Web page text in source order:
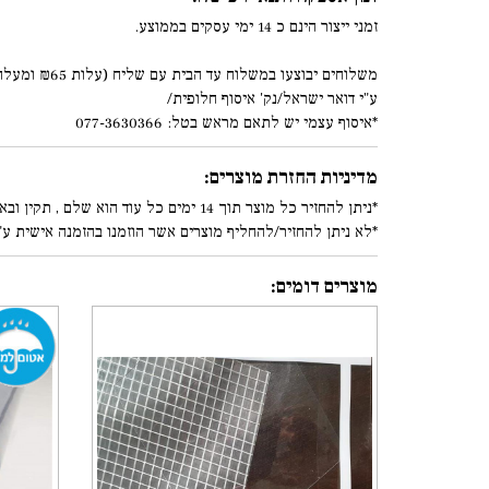
זמני ייצור הינם כ 14 ימי עסקים בממוצע.
משלוחים יבוצעו במשלוח עד הבית עם שליח (עלות ₪65 ומעלה)
ע"י דואר ישראל/נק' איסוף חלופית/
*איסוף עצמי יש לתאם מראש בטל: 077-3630366
מדיניות החזרת מוצרים:
*ניתן להחזיר כל מוצר תוך 14 ימים כל עוד הוא שלם , תקין ובאריזתו המקורית. (עפ"י סעיף 8.5.1/8.5.2 בתקנון)
*לא ניתן להחזיר/להחליף מוצרים אשר הוזמנו בהזמנה אישית
מוצרים דומים: